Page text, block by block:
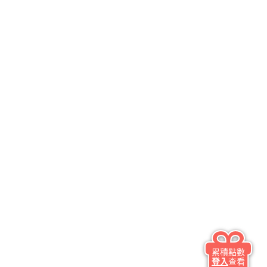
累積點數
登入查看